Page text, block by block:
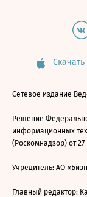
Сетевое издание
Решение
информационных
(Роскомнадзор) от
Учредитель: АО
Главный редактор: